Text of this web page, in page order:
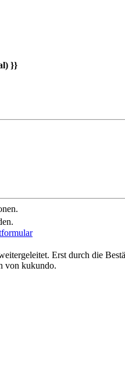
}}
Erst durch die
von kukundo.